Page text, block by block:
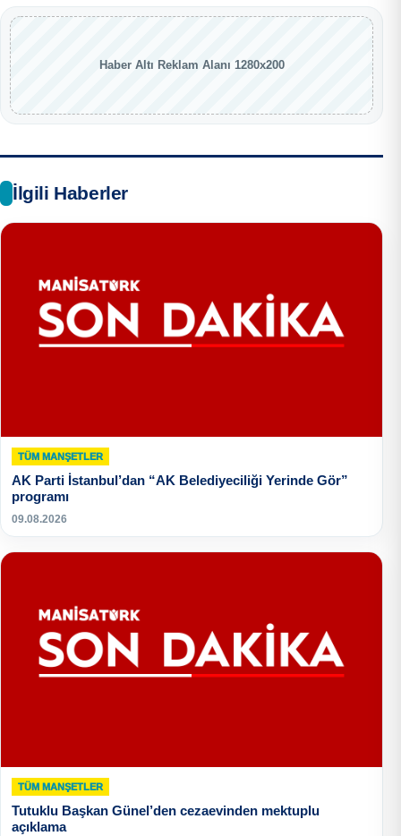
Haber Altı Reklam Alanı 1280x200
İlgili Haberler
TÜM MANŞETLER
AK Parti İstanbul’dan “AK Belediyeciliği Yerinde Gör”
programı
09.08.2026
TÜM MANŞETLER
Tutuklu Başkan Günel’den cezaevinden mektuplu
açıklama